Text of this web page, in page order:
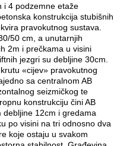
i 4 podzemne etaže
konstrukcija stubišnih
pravokutnog sustava.
50 cm, a unutarnjih
2m i prečkama u visini
jezgri su debljine 30cm.
«cijev» pravokutnog
sa centralnom AB
seizmičkog te
konstrukciju čini AB
12cm i gredama
po visini na tri odnosno dva
koje ostaju u svakom